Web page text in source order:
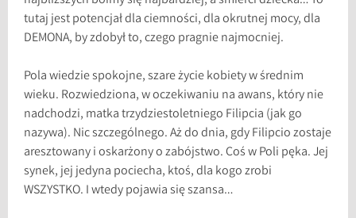
tutaj jest potencjał dla ciemności, dla okrutnej mocy, dla
DEMONA, by zdobył to, czego pragnie najmocniej.
Pola wiedzie spokojne, szare życie kobiety w średnim
wieku. Rozwiedziona, w oczekiwaniu na awans, który nie
nadchodzi, matka trzydziestoletniego Filipcia (jak go
nazywa). Nic szczególnego. Aż do dnia, gdy Filipcio zostaje
aresztowany i oskarżony o zabójstwo. Coś w Poli pęka. Jej
synek, jej jedyna pociecha, ktoś, dla kogo zrobi
WSZYSTKO. I wtedy pojawia się szansa…